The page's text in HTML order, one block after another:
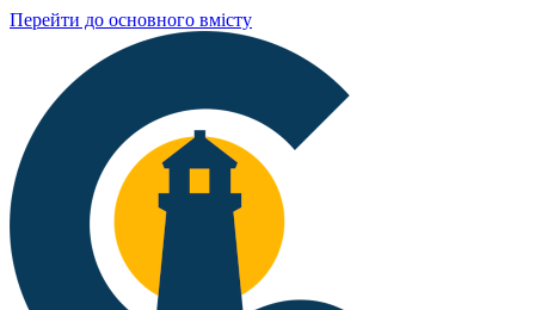
Перейти до основного вмісту